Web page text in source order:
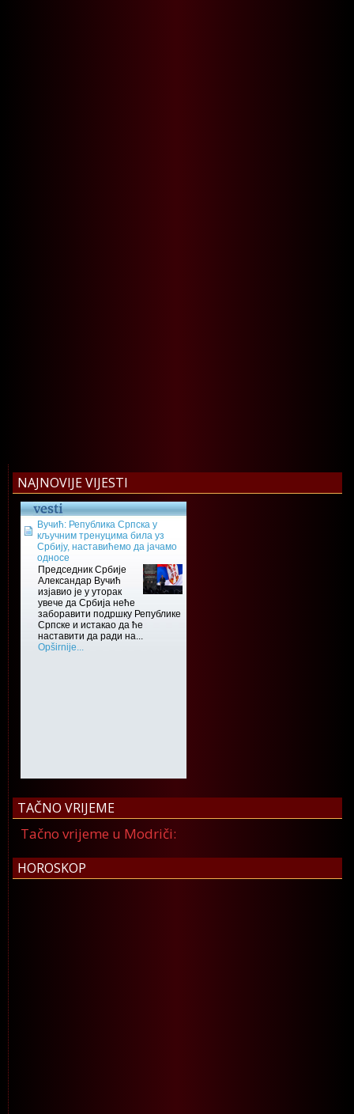
NAJNOVIJE VIJESTI
TAČNO VRIJEME
Tačno vrijeme u Modriči:
HOROSKOP